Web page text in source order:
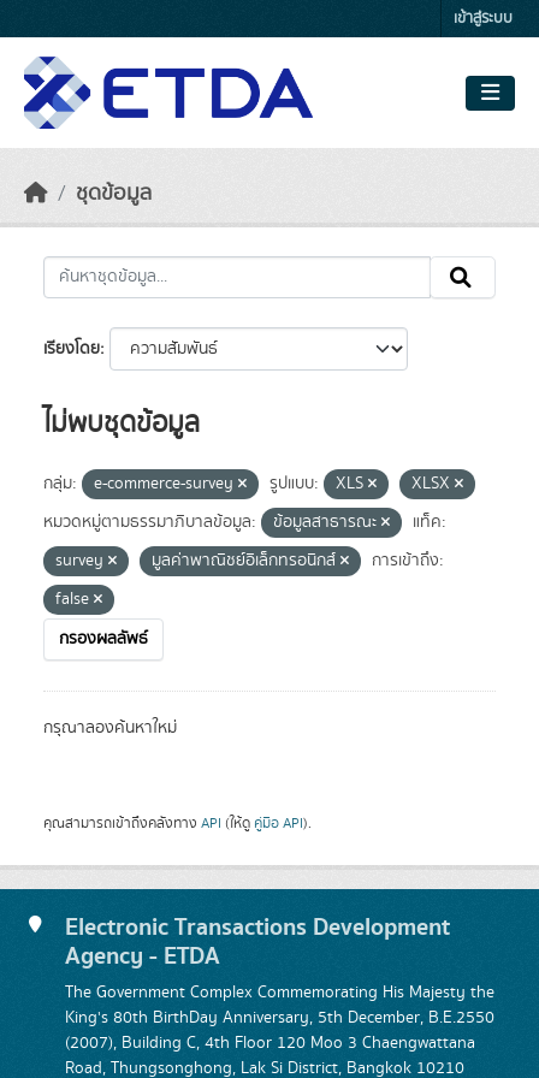
เข้าสู่ระบบ
ชุดข้อมูล
เรียงโดย
ไม่พบชุดข้อมูล
กลุ่ม: e-commerce-survey รูปแบบ: XLS
XLSX
หมวดหมู่ตามธรรมาภิบาลข้อมูล:
ข้อมูลสาธารณะ
แท็ค:
survey
มูลค่าพาณิชย์อิเล็กทรอนิกส์
การเข้าถึง:
false
กรองผลลัพธ์
กรุณาลองค้นหาใหม่
คุณสามารถเข้าถึงคลังทาง API (ให้ดู คู่มือ API).
Electronic Transactions Development
Agency - ETDA
The Government Complex Commemorating His Majesty the
King's 80th BirthDay Anniversary, 5th December, B.E.2550
(2007), Building C, 4th Floor 120 Moo 3 Chaengwattana
Road, Thungsonghong, Lak Si District, Bangkok 10210